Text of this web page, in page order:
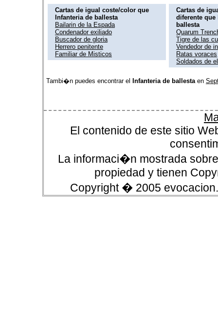
Cartas de igual coste/color que
Infanteria de ballesta
Bailarin de la Espada
Condenador exiliado
Buscador de gloria
Herrero penitente
Familiar de Misticos
Cartas de
diferente que
ballesta
Quarum
Tigre de las
Vendedor de
Ratas voraces
Soldados de
Tambi�n puedes encontrar el Infanteria de ballesta en
El contenido de este sitio
La informaci�n mostrada
propiedad y tienen
Copyright � 2005